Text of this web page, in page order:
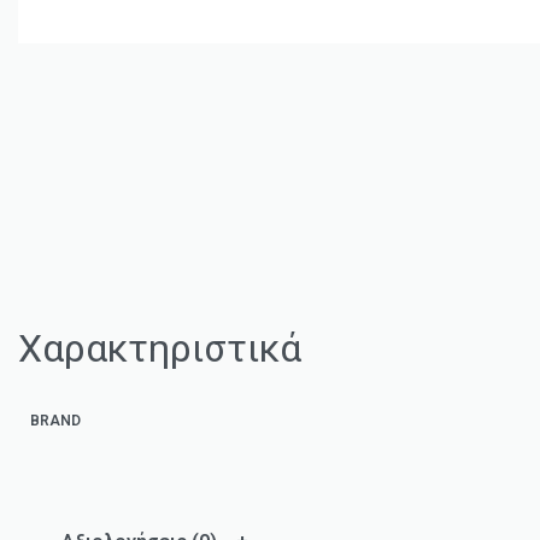
Χαρακτηριστικά
BRAND